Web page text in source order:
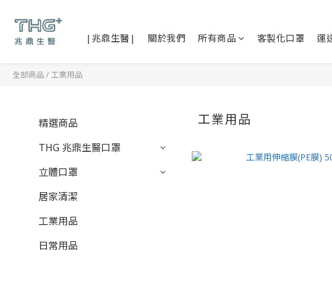
|兆鼎生醫| 關於我們 所有商品 客製化口罩 運
全部商品 /工業用品
精選商品
THG 兆鼎生醫口罩
立體口罩
居家清潔
工業用品
日常用品
工業用品